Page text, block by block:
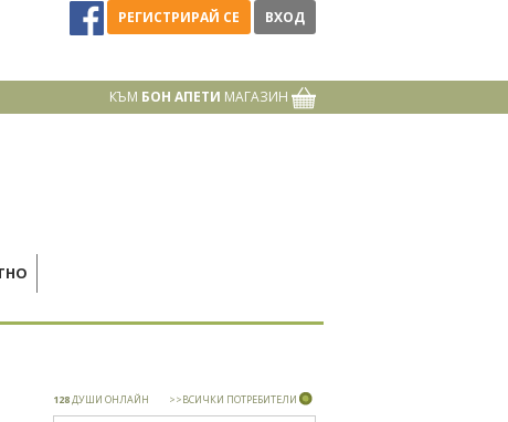
РЕГИСТРИРАЙ СЕ ВХОД
КЪМ БОН АПЕТИ МАГАЗИН
128ДУШИ ОНЛАЙН >>ВСИЧКИ ПОТРЕБИТЕЛИ